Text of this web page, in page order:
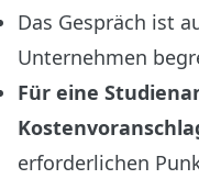
Das Gespräch ist
Unternehmen
Für eine
erforderlichen